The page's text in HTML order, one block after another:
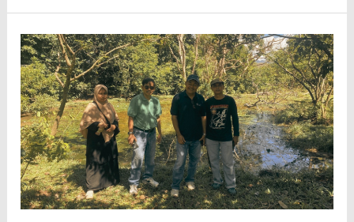
Wakaf
Lingkungan
dalam
Skema
Hutan
Wakaf